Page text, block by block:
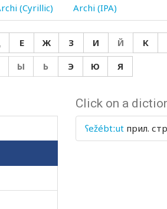
(Cyrillic) Archi (IPA)
Е Ж З И Й К
Ы Ь Э Ю Я
Click on a
ʕežébtːut прил.